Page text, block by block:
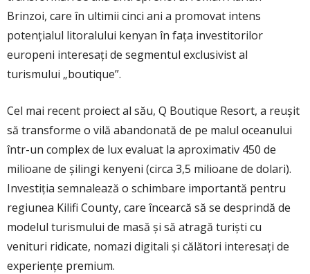
Brinzoi, care în ultimii cinci ani a promovat intens
potențialul litoralului kenyan în fața investitorilor
europeni interesați de segmentul exclusivist al
turismului „boutique”.
Cel mai recent proiect al său, Q Boutique Resort, a reușit
să transforme o vilă abandonată de pe malul oceanului
într-un complex de lux evaluat la aproximativ 450 de
milioane de șilingi kenyeni (circa 3,5 milioane de dolari).
Investiția semnalează o schimbare importantă pentru
regiunea Kilifi County, care încearcă să se desprindă de
modelul turismului de masă și să atragă turiști cu
venituri ridicate, nomazi digitali și călători interesați de
experiențe premium.